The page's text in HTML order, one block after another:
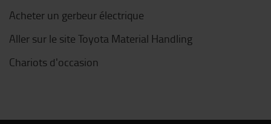
Acheter un gerbeur électrique
Aller sur le site Toyota Material Handling
Chariots d'occasion